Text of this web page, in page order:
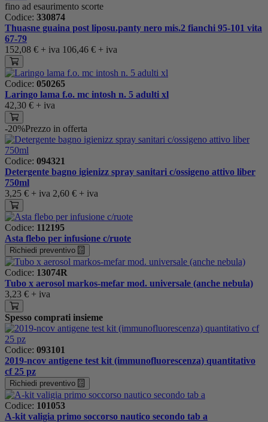
fino ad esaurimento scorte
Codice: 330874
Thuasne guaina post liposu.panty nero mis.2 fianchi 95-101 vita
67-79
152,08 € + iva 106,46 € + iva
Codice: 050265
Laringo lama f.o. mc intosh n. 5 adulti xl
42,30 € + iva
-20%Prezzo in offerta
Codice: 094321
Detergente bagno igienizz spray sanitari c/ossigeno attivo liber
750ml
3,25 € + iva 2,60 € + iva
Codice: 112195
Asta flebo per infusione c/ruote
Richiedi preventivo
Codice: 13074R
Tubo x aerosol markos-mefar mod. universale (anche nebula)
3,23 € + iva
Spesso comprati insieme
Codice: 093101
2019-ncov antigene test kit (immunofluorescenza) quantitativo
cf 25 pz
Richiedi preventivo
Codice: 101053
A-kit valigia primo soccorso nautico secondo tab a